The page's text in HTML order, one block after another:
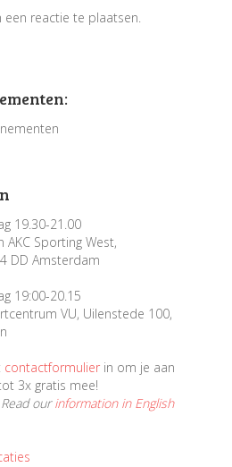
een reactie te plaatsen.
19.30-21.00
Sporting West,
DD Amsterdam
19:00-20.15
VU, Uilenstede 100,
contactformulierin om je aan
3x gratis mee!
ourinformation in English